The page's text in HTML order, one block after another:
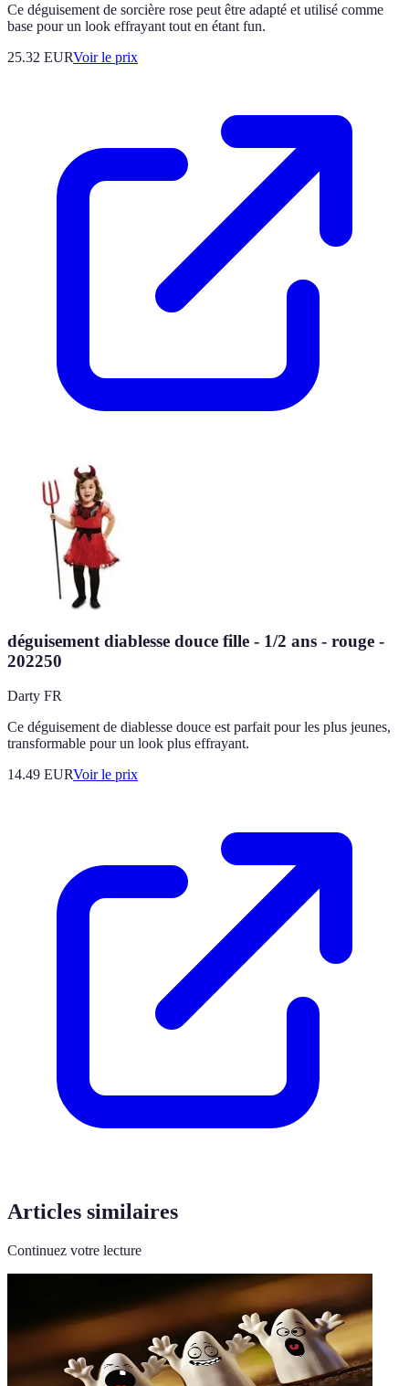
Ce déguisement de sorcière rose peut être adapté et utilisé comme
base pour un look effrayant tout en étant fun.
25.32 EURVoir le prix
déguisement diablesse douce fille - 1/2 ans - rouge -
202250
Darty FR
Ce déguisement de diablesse douce est parfait pour les plus jeunes,
transformable pour un look plus effrayant.
14.49 EURVoir le prix
Articles similaires
Continuez votre lecture